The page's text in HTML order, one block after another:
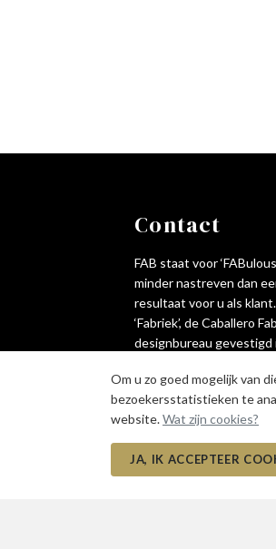
Om u zo goed mogelijk van
bezoekersstatistieken te
website.Wat zijn cookies?
JA, IK ACCEPTEER
Contact
FAB staat voor
minder nastreven dan
resultaat voor u als
‘Fabriek’, de Caballero
designbureau gevestigd